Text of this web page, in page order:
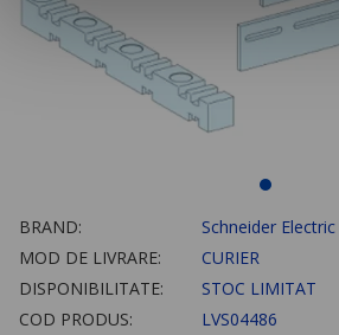
BRAND:
Schneider Electric
MOD DE LIVRARE:
CURIER
DISPONIBILITATE:
STOC LIMITAT
COD PRODUS:
LVS04486